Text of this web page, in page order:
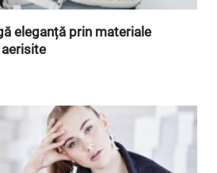
eleganță prin materiale